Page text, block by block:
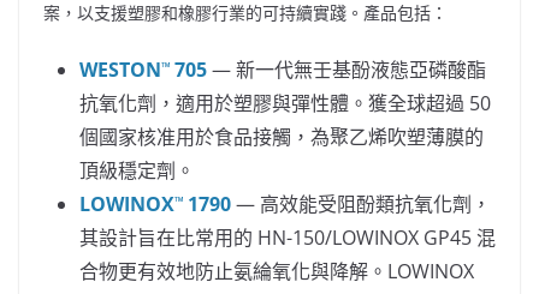
案，以支援塑膠和橡膠行業的可持續實踐。產品包括：
WESTON™ 705— 新一代無壬基酚液態亞磷酸酯
抗氧化劑，適用於塑膠與彈性體。獲全球超過 50
個國家核准用於食品接觸，為聚乙烯吹塑薄膜的
頂級穩定劑。
LOWINOX™ 1790— 高效能受阻酚類抗氧化劑，
其設計旨在比常用的 HN-150/LOWINOX GP45 混
合物更有效地防止氨綸氧化與降解。LOWINOX